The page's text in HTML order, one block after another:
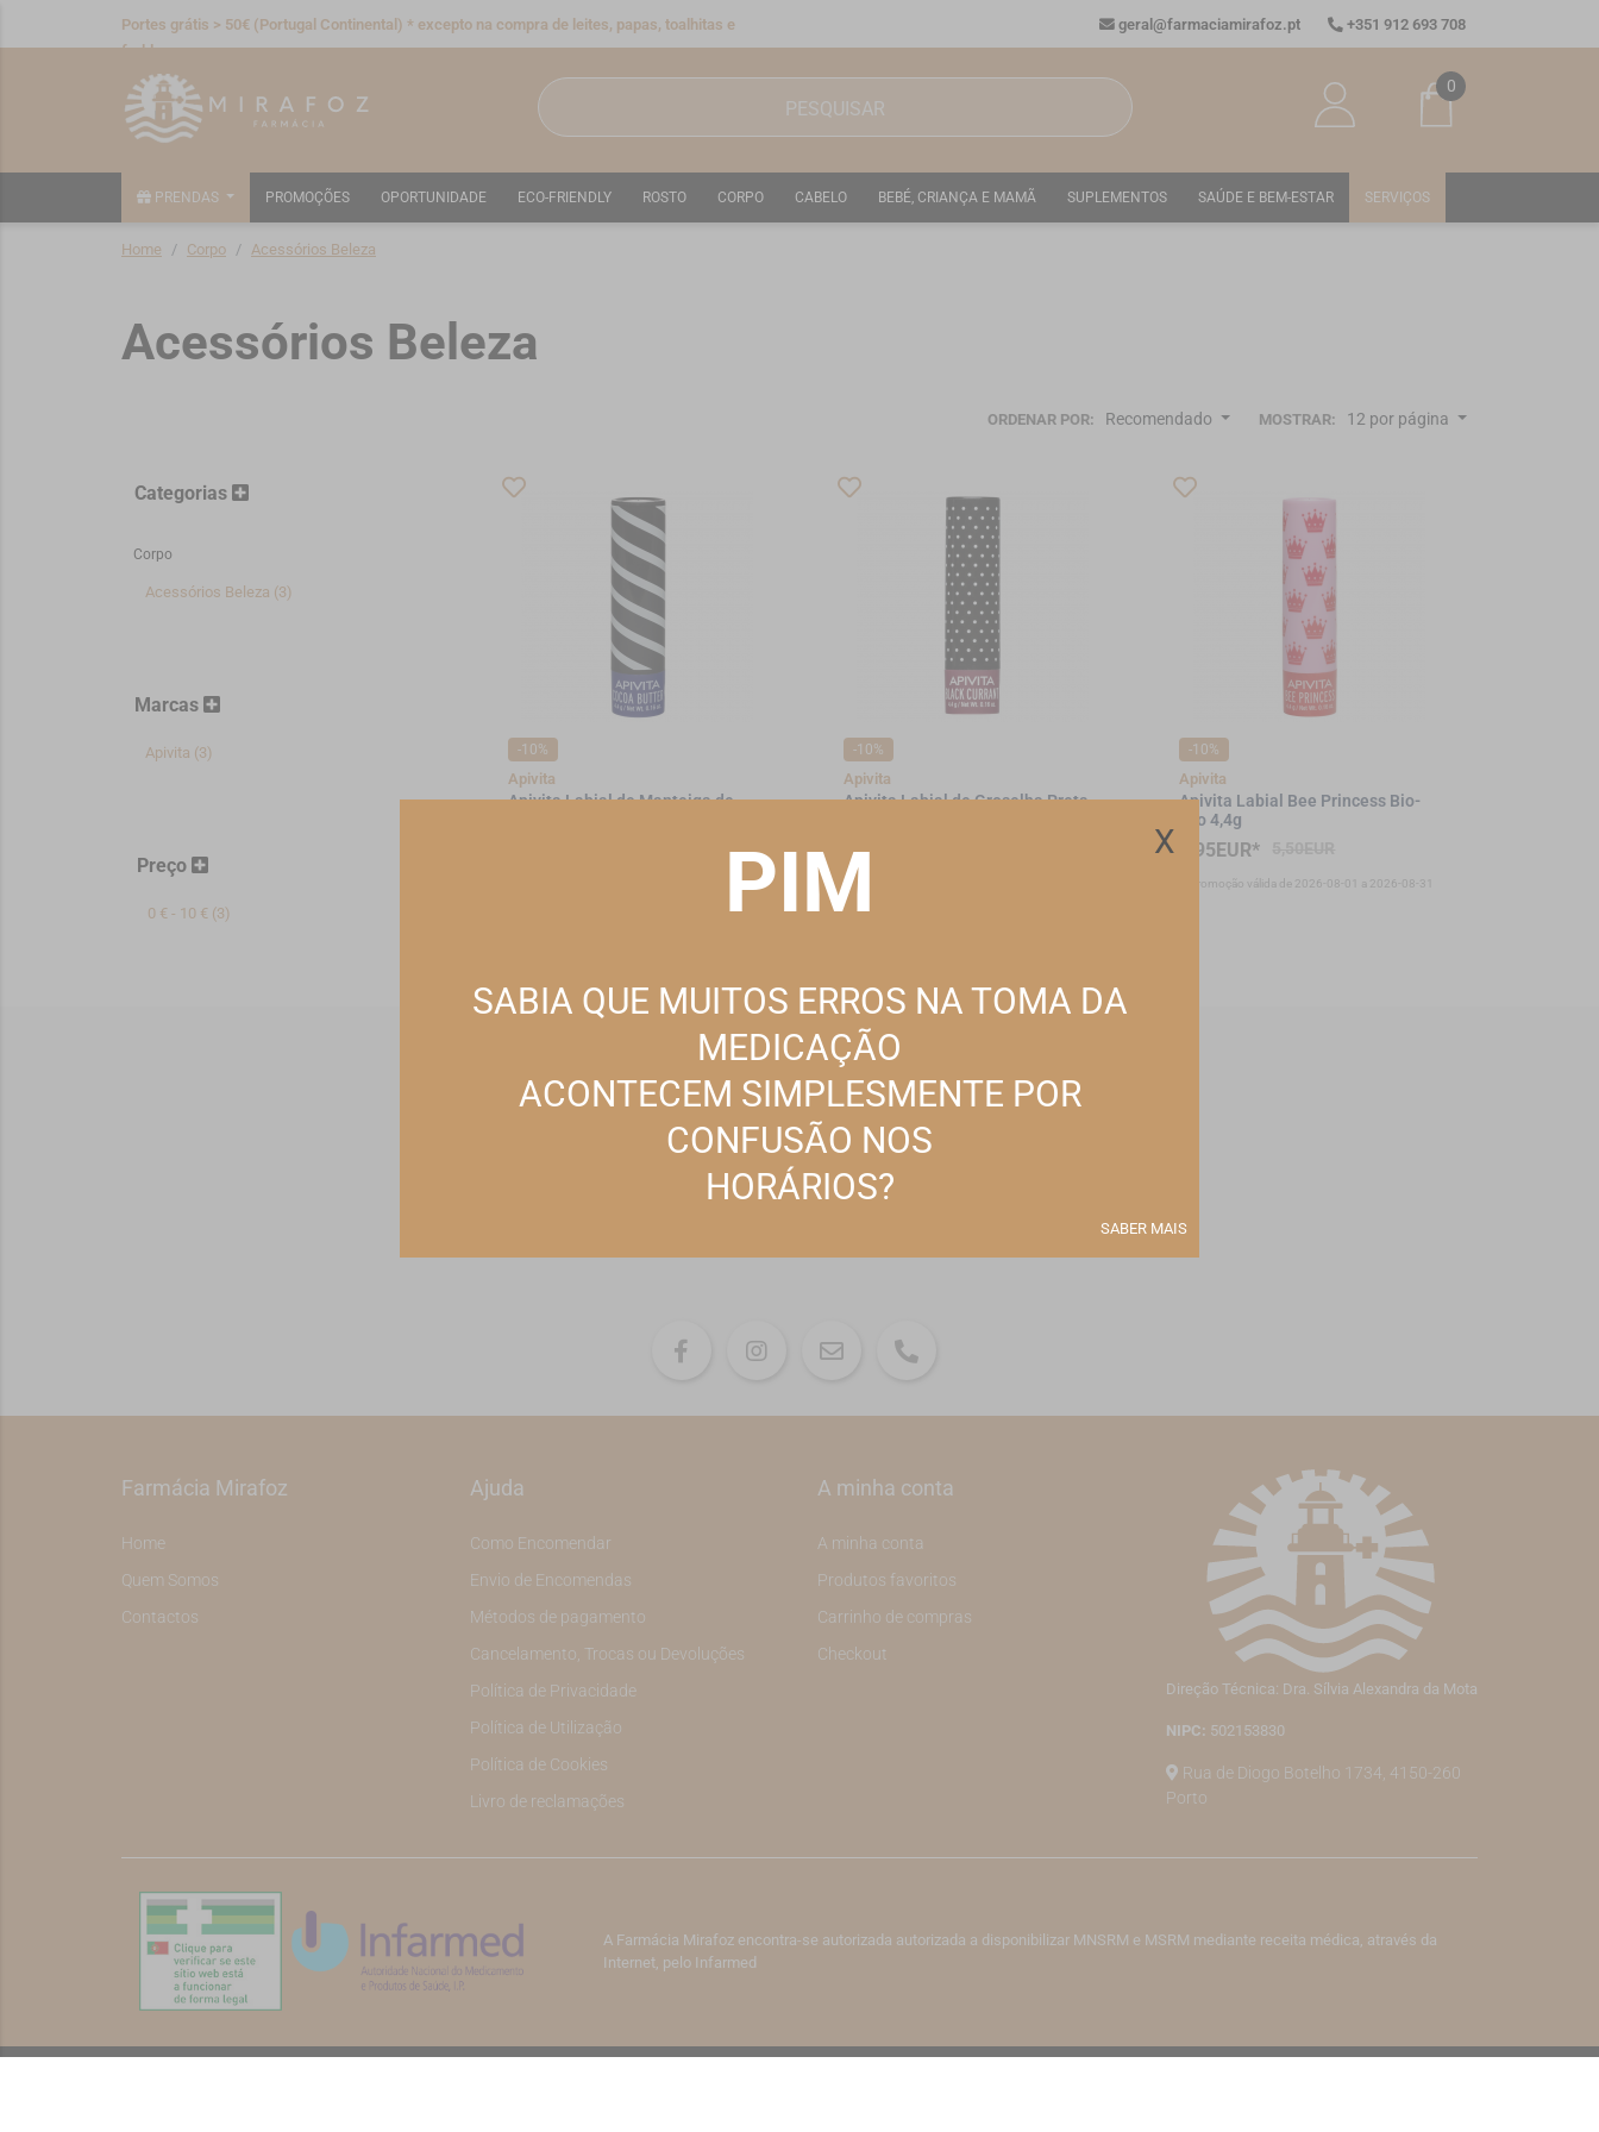
Portes grátis > 50€ (Portugal Continental) * excepto na compra de leites, papas, toalhitas e
fraldas
geral@farmaciamirafoz.pt +351 912 693 708
0
PRENDAS PROMOÇÕES OPORTUNIDADE ECO-FRIENDLY ROSTO CORPO CABELO BEBÉ, CRIANÇA E MAMÃ SUPLEMENTOS SAÚDE E BEM-ESTAR SERVIÇOS
Home Corpo Acessórios Beleza
Acessórios Beleza
Categorias
Corpo
Acessórios Beleza (3)
Marcas
Apivita (3)
Preço
0 € - 10 € (3)
ORDENAR POR: Recomendado MOSTRAR: 12 por página
-10%
Apivita
Apivita Labial de Manteiga de
*Promoção válida de 2026-08-01 a 2026-08-31
-10%
Apivita
Apivita Labial de Groselha Preta
5,36EUR*
*Promoção válida de 2026-08-01 a 2026-08-31
-10%
Apivita
Apivita Labial Bee Princess Bio-
Eco 4,4g
4,95EUR*
*Promoção válida de 2026-08-01 a 2026-08-31
Subscreva a nossa Newsletter
Receba ofertas especiais, descontos/promoções e novidades exclusivas para si diretamente no seu email
Farmácia Mirafoz
Home
Quem Somos
Contactos
Ajuda
Como Encomendar
Envio de Encomendas
Métodos de pagamento
Cancelamento, Trocas ou Devoluções
Política de Privacidade
Política de Utilização
Política de Cookies
Livro de reclamações
A minha conta
A minha conta
Produtos favoritos
Carrinho de compras
Checkout
Direção Técnica: Dra. Sílvia Alexandra da Mota
NIPC: 502153830
Rua de Diogo Botelho 1734, 4150-260
Porto
A Farmácia Mirafoz encontra-se autorizada autorizada a disponibilizar MNSRM e MSRM mediante receita médica, através da
Internet, pelo Infarmed
ESTE WEBSITE UTILIZA COOKIES
REJEITAR TODOS OS NÃO ESSENCIAIS
GERIR PREFERÊNCIAS
ACEITAR TODOS
X
PIM
SABIA QUE MUITOS ERROS NA TOMA DA
MEDICAÇÃO
ACONTECEM SIMPLESMENTE POR
CONFUSÃO NOS
HORÁRIOS?
SABER MAIS